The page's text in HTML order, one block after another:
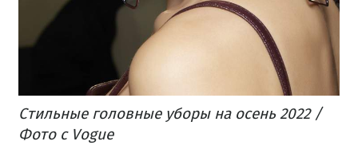
Стильные головные уборы на осень 2022 /
Фото с Vogue